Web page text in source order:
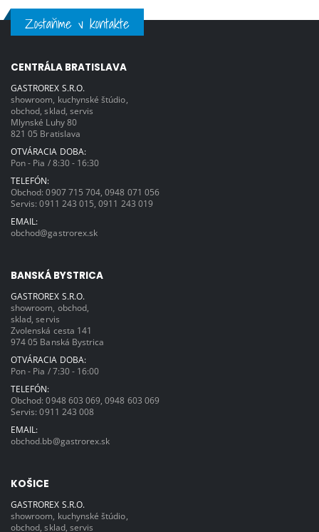
Zostaňme v kontakte
CENTRÁLA BRATISLAVA
GASTROREX S.R.O.
showroom, kuchynské štúdio,
obchod, sklad, servis
Mlynské Luhy 80
821 05 Bratislava
OTVÁRACIA DOBA:
Pon - Pia / 8:30 - 16:30
TELEFÓN:
Obchod:0907 715 704 ,0948 071 056
Servis:0911 243 015 ,0911 243 019
EMAIL:
obchod@gastrorex.sk
BANSKÁ BYSTRICA
GASTROREX S.R.O.
showroom, obchod,
sklad, servis
Zvolenská cesta 141
974 05 Banská Bystrica
OTVÁRACIA DOBA:
Pon - Pia / 7:30 - 16:00
TELEFÓN:
Obchod:0948 603 069 ,0948 603 069
Servis:0911 243 008
EMAIL:
obchod.bb@gastrorex.sk
KOŠICE
GASTROREX S.R.O.
showroom, kuchynské štúdio,
obchod, sklad, servis